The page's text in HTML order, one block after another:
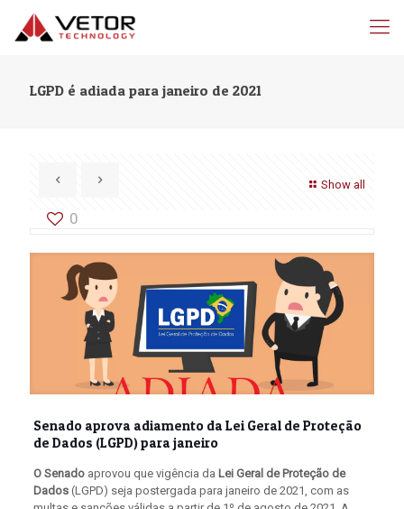
LGPD é adiada para janeiro de 2021
Show all
0
Senado aprova adiamento da Lei Geral de Proteção
de Dados (LGPD) para janeiro
O Senadoaprovou que vigência da Lei Geral de Proteção de
Dados(LGPD) seja postergada para janeiro de 2021, com as